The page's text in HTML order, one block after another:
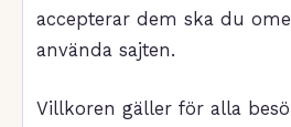
accepterar dem ska du
använda sajten.
Villkoren gäller för alla